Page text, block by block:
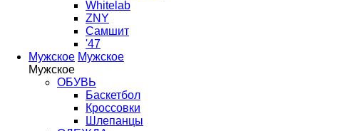
Whitelab
ZNY
Самшит
'47
Мужское Мужское
Мужское
ОБУВЬ
Баскетбол
Кроссовки
Шлепанцы